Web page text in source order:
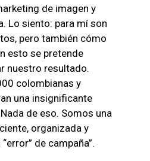
de imagen y
Lo siento: para mí son
pero también cómo
esto se pretende
nuestro resultado.
colombianas y
una insignificante
de eso. Somos una
organizada y
de campaña”.